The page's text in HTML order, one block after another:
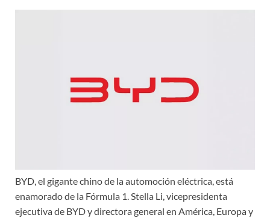
BYD, el gigante chino de la automoción eléctrica, está
enamorado de la Fórmula 1. Stella Li, vicepresidenta
ejecutiva de BYD y directora general en América, Europa y